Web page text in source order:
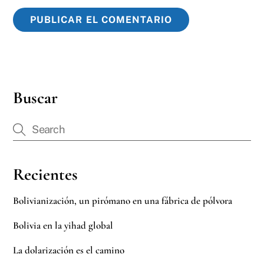
Buscar
Recientes
Bolivianización, un pirómano en una fábrica de pólvora
Bolivia en la yihad global
La dolarización es el camino